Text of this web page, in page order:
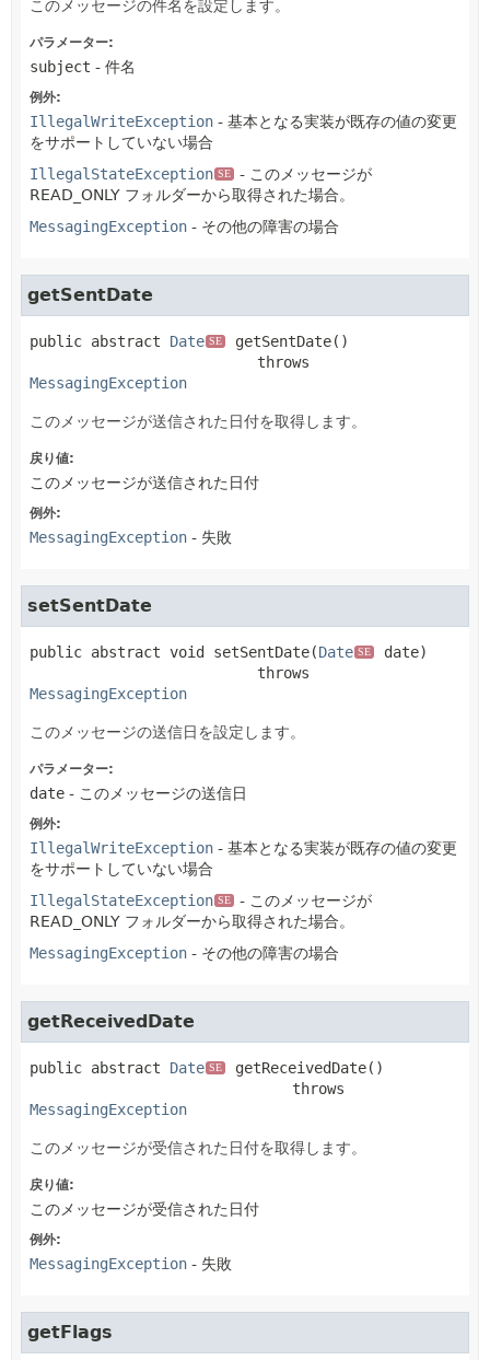
このメッセージの件名を設定します。
パラメーター:
subject - 件名
例外:
IllegalWriteException - 基本となる実装が既存の値の変更
をサポートしていない場合
IllegalStateException SE
- このメッセージが
READ_ONLY フォルダーから取得された場合。
MessagingException - その他の障害の場合
getSentDate
public abstract Date SE getSentDate()
                          throws
MessagingException
このメッセージが送信された日付を取得します。
戻り値:
このメッセージが送信された日付
例外:
MessagingException - 失敗
setSentDate
public abstract void setSentDate(Date SE
date)
                          throws
MessagingException
このメッセージの送信日を設定します。
パラメーター:
date - このメッセージの送信日
例外:
IllegalWriteException - 基本となる実装が既存の値の変更
をサポートしていない場合
IllegalStateException SE
- このメッセージが
READ_ONLY フォルダーから取得された場合。
MessagingException - その他の障害の場合
getReceivedDate
public abstract Date SE getReceivedDate()
                              throws
MessagingException
このメッセージが受信された日付を取得します。
戻り値:
このメッセージが受信された日付
例外:
MessagingException - 失敗
getFlags